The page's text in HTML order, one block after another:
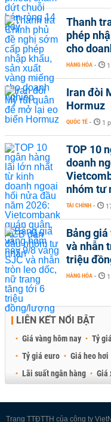
Thanh
phép
cho
HÀNG HÓA -
Iran đòi
Hormuz
QUỐC TẾ - 1
TOP 10
doanh
nhóm tư
TÀI CHÍNH -
Bảng
và nhẫn
triệu
HÀNG HÓA -
LIÊN KẾT NỔI BẬT
Giá vàng hôm nay Tỷ
Tỷ giá euro
Giá heo hơi
Lãi suất ngân hàng
Giá
Trang TTĐTTH của công ty